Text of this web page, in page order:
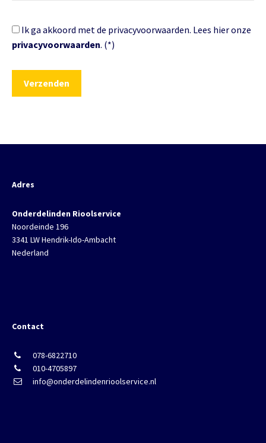
Ik ga akkoord met de privacyvoorwaarden. Lees hier onze
privacyvoorwaarden. (*)
Adres
Onderdelinden Rioolservice
Noordeinde 196
3341 LW Hendrik-Ido-Ambacht
Nederland
Contact
078-6822710
010-4705897
info@onderdelindenrioolservice.nl